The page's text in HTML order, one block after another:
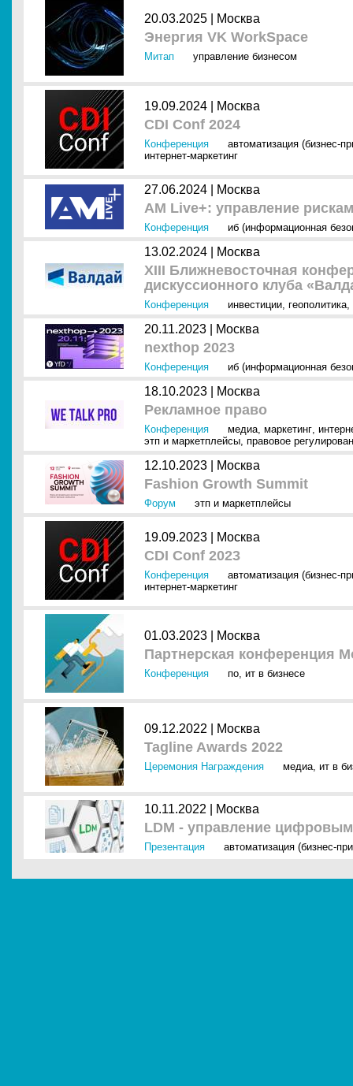
20.03.2025 | Москва
Энергия VK WorkSpace
Митап управление бизнесом
19.09.2024 | Москва
CDI Conf 2024
Конференция
автоматизация (бизнес-
интернет-маркетинг
27.06.2024 | Москва
AM Live+: управление
Конференция иб (информационная
13.02.2024 | Москва
XIII Ближневосточная
дискуссионного клуба
Конференция инвестиции, геополитика,
20.11.2023 | Москва
nexthop 2023
Конференция иб (информационная
18.10.2023 | Москва
Рекламное право
Конференция медиа, маркетинг,
этп и маркетплейсы, правовое
12.10.2023 | Москва
Fashion Growth Summit
Форум этп и маркетплейсы
19.09.2023 | Москва
CDI Conf 2023
Конференция
автоматизация (бизнес-
интернет-маркетинг
01.03.2023 | Москва
Партнерская конференция
Конференция по, ит в бизнесе
09.12.2022 | Москва
Tagline Awards 2022
Церемония Награждения медиа, ит в
10.11.2022 | Москва
LDM - управление
Презентация автоматизация (бизнес-